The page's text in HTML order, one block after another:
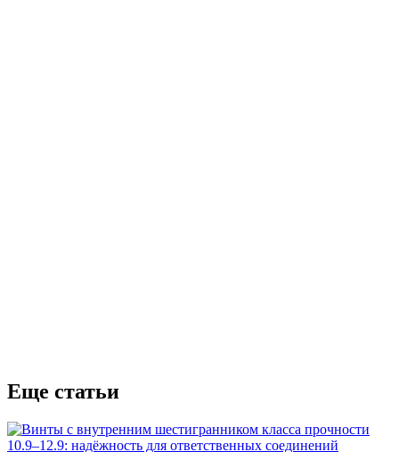
Еще статьи